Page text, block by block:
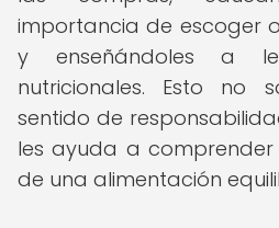
importancia de escoger
y enseñándoles a
nutricionales. Esto no
sentido de
les ayuda a comprender
de una alimentación